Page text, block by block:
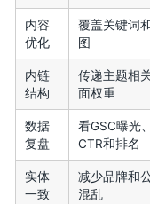
内容
优化
覆盖关键词
图
内链
结构
传递主题相
面权重
数据
复盘
看GSC曝光
CTR和排名
实体
一致
减少品牌和
混乱